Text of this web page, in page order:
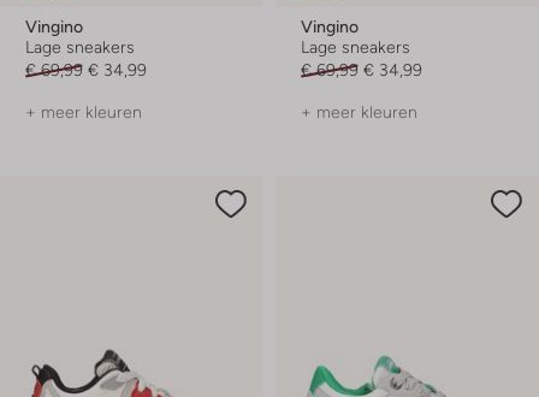
Vingino
Lage sneakers
€ 69,99 € 34,99
+ meer kleuren
Vingino
Lage sneakers
€ 69,99 € 34,99
+ meer kleuren